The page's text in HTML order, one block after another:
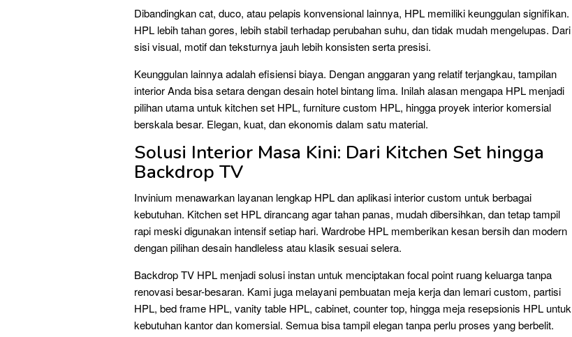
Dibandingkan cat, duco, atau pelapis konvensional lainnya, HPL memiliki keunggulan signifikan.
HPL lebih tahan gores, lebih stabil terhadap perubahan suhu, dan tidak mudah mengelupas. Dari
sisi visual, motif dan teksturnya jauh lebih konsisten serta presisi.
Keunggulan lainnya adalah efisiensi biaya. Dengan anggaran yang relatif terjangkau, tampilan
interior Anda bisa setara dengan desain hotel bintang lima. Inilah alasan mengapa HPL menjadi
pilihan utama untuk kitchen set HPL, furniture custom HPL, hingga proyek interior komersial
berskala besar. Elegan, kuat, dan ekonomis dalam satu material.
Solusi Interior Masa Kini: Dari Kitchen Set hingga
Backdrop TV
Invinium menawarkan layanan lengkap HPL dan aplikasi interior custom untuk berbagai
kebutuhan. Kitchen set HPL dirancang agar tahan panas, mudah dibersihkan, dan tetap tampil
rapi meski digunakan intensif setiap hari. Wardrobe HPL memberikan kesan bersih dan modern
dengan pilihan desain handleless atau klasik sesuai selera.
Backdrop TV HPL menjadi solusi instan untuk menciptakan focal point ruang keluarga tanpa
renovasi besar-besaran. Kami juga melayani pembuatan meja kerja dan lemari custom, partisi
HPL, bed frame HPL, vanity table HPL, cabinet, counter top, hingga meja resepsionis HPL untuk
kebutuhan kantor dan komersial. Semua bisa tampil elegan tanpa perlu proses yang berbelit.